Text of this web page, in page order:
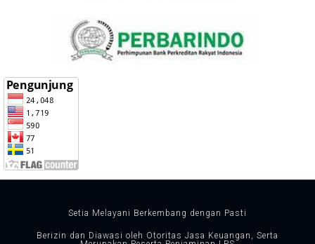
Setia Melayani Berkembang dengan Pasti
Berizin dan Diawasi oleh Otoritas Jasa Keuangan, Serta